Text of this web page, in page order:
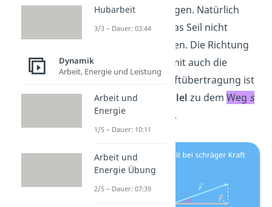
Schlitten übertragen. Natürlich
hältst du dabei das Seil nicht
parallel zum Boden. Die Richtung
des Seils und damit auch die
Richtung der Kraftübertragung ist
somitnicht parallel zu dem Weg s
deines Schlittens.
Hubarbeit
3/3 – Dauer: 03:44
Dynamik
Arbeit, Energie und Leistung
Arbeit und
Energie
1/5 – Dauer: 10:11
Arbeit und
Energie Übung
2/5 – Dauer: 07:39